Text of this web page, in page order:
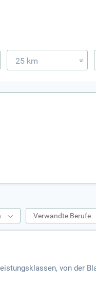
25 km »
Verwandte Berufe
von der